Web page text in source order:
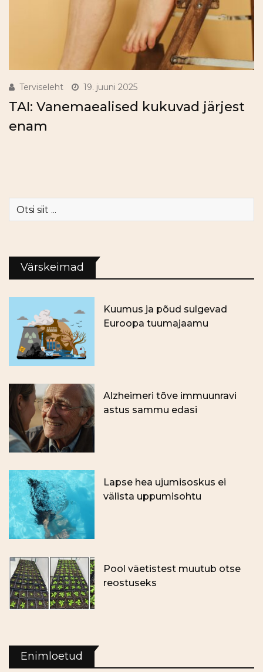
Terviseleht 19. juuni 2025
TAI: Vanemaealised kukuvad järjest
enam
Värskeimad
Kuumus ja põud sulgevad
Euroopa tuumajaamu
Alzheimeri tõve immuunravi
astus sammu edasi
Lapse hea ujumisoskus ei
välista uppumisohtu
Pool väetistest muutub otse
reostuseks
Enimloetud